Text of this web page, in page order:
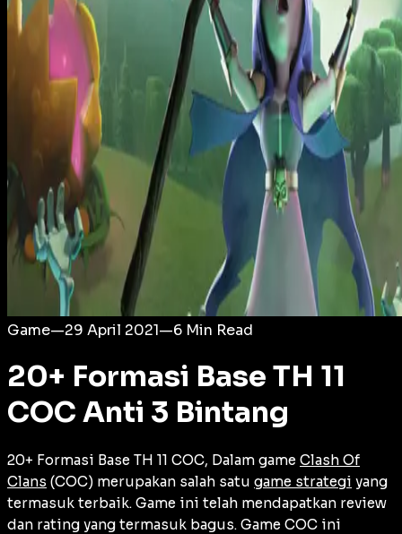
Login
Game—29 April 2021—6 Min Read
20+ Formasi Base TH 11
COC Anti 3 Bintang
20+ Formasi Base TH 11 COC, Dalam game Clash Of
Clans (COC) merupakan salah satu game strategi yang
termasuk terbaik. Game ini telah mendapatkan review
dan rating yang termasuk bagus. Game COC ini